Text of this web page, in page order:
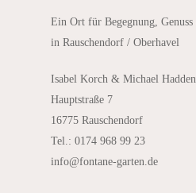
Ein Ort für Begegnung,
in Rauschendorf / Oberhavel
Isabel Korch & Michael
Hauptstraße 7
16775 Rauschendorf
Tel.: 0174 968 99 23
info@fontane-garten.de